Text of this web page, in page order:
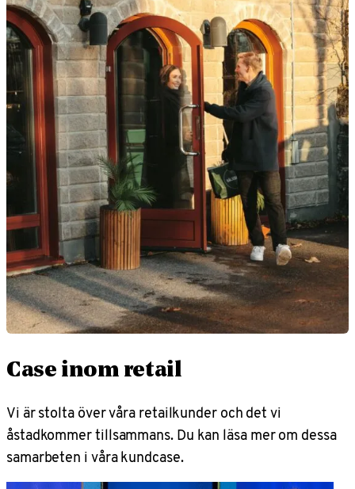
Case inom retail
Vi är stolta över våra retailkunder och det vi
åstadkommer tillsammans. Du kan läsa mer om dessa
samarbeten i våra kundcase.